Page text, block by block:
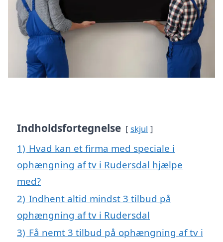
Indholdsfortegnelse skjul
1) Hvad kan et firma med speciale i
ophængning af tv i Rudersdal hjælpe
med?
2) Indhent altid mindst 3 tilbud på
ophængning af tv i Rudersdal
3) Få nemt 3 tilbud på ophængning af tv i